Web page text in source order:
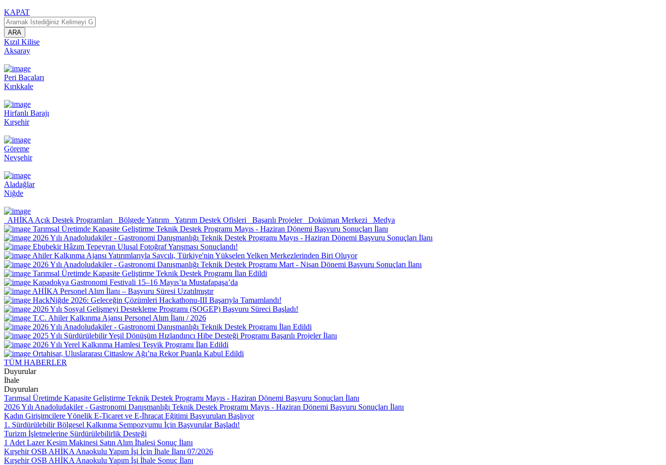
KAPAT
ARA
Kızıl Kilise
Aksaray
Peri Bacaları
Kırıkkale
Hirfanlı Barajı
Kırşehir
Göreme
Nevşehir
Aladağlar
Niğde
AHİKA Açık Destek Programları Bölgede Yatırım Yatırım Destek Ofisleri Başarılı Projeler Doküman Merkezi
Medya
Tarımsal Üretimde Kapasite Geliştirme Teknik Destek Programı Mayıs - Haziran Dönemi Başvuru Sonuçları İlanı
2026 Yılı Anadoludakiler - Gastronomi Danışmanlığı Teknik Destek Programı Mayıs - Haziran Dönemi Başvuru Sonuçları İlanı
Ebubekir Hâzım Tepeyran Ulusal Fotoğraf Yarışması Sonuçlandı!
Ahiler Kalkınma Ajansı Yatırımlarıyla Savcılı, Türkiye'nin Yükselen Yelken Merkezlerinden Biri Oluyor
2026 Yılı Anadoludakiler - Gastronomi Danışmanlığı Teknik Destek Programı Mart - Nisan Dönemi Başvuru Sonuçları İlanı
Tarımsal Üretimde Kapasite Geliştirme Teknik Destek Programı İlan Edildi
Kapadokya Gastronomi Festivali 15–16 Mayıs’ta Mustafapaşa’da
AHİKA Personel Alım İlanı – Başvuru Süresi Uzatılmıştır
HackNiğde 2026: Geleceğin Çözümleri Hackathonu-III Başarıyla Tamamlandı!
2026 Yılı Sosyal Gelişmeyi Destekleme Programı (SOGEP) Başvuru Süreci Başladı!
T.C. Ahiler Kalkınma Ajansı Personel Alım İlanı / 2026
2026 Yılı Anadoludakiler - Gastronomi Danışmanlığı Teknik Destek Programı İlan Edildi
2025 Yılı Sürdürülebilir Yeşil Dönüşüm Hızlandırıcı Hibe Desteği Programı Başarılı Projeler İlanı
2026 Yılı Yerel Kalkınma Hamlesi Teşvik Programı İlan Edildi
Ortahisar, Uluslararası Cittaslow Ağı’na Rekor Puanla Kabul Edildi
TÜM HABERLER
Duyurular
İhale
Duyuruları
Tarımsal Üretimde Kapasite Geliştirme Teknik Destek Programı Mayıs - Haziran Dönemi Başvuru Sonuçları İlanı
2026 Yılı Anadoludakiler - Gastronomi Danışmanlığı Teknik Destek Programı Mayıs - Haziran Dönemi Başvuru Sonuçları İlanı
Kadın Girişimcilere Yönelik E-Ticaret ve E-İhracat Eğitimi Başvuruları Başlıyor
1. Sürdürülebilir Bölgesel Kalkınma Sempozyumu İçin Başvurular Başladı!
Turizm İşletmelerine Sürdürülebilirlik Desteği
1 Adet Lazer Kesim Makinesi Satın Alım İhalesi Sonuç İlanı
Kırşehir OSB AHİKA Anaokulu Yapım İşi İçin İhale İlanı 07/2026
Kırşehir OSB AHİKA Anaokulu Yapım İşi İhale Sonuç İlanı